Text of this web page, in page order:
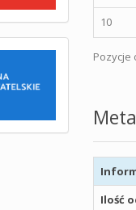
10
Pozycje
Ilość